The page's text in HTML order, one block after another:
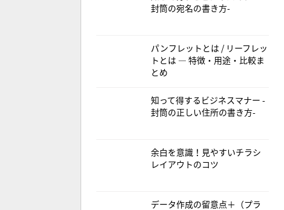
封筒の宛名の書き方-
パンフレットとは / リーフレッ
トとは — 特徴・用途・比較ま
とめ
知って得するビジネスマナー -
封筒の正しい住所の書き方-
余白を意識！見やすいチラシ
レイアウトのコツ
データ作成の留意点＋（プラ